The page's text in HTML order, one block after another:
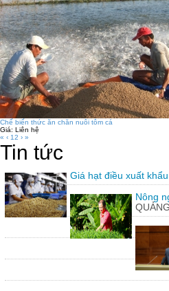
Chế biến thức ăn chăn nuôi tôm cá
Giá: Liên hệ
« ‹ 12 › »
Tin tức
Giá hạt điều xuất
Nông